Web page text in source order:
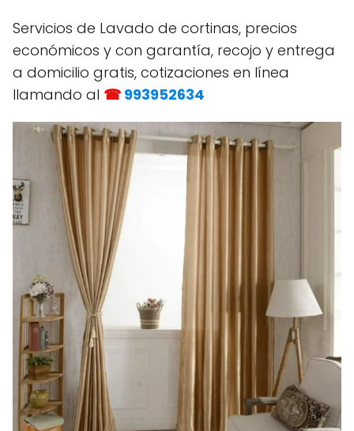
Servicios de Lavado de cortinas, precios
económicos y con garantía, recojo y entrega
a domicilio gratis, cotizaciones en línea
llamando al ☎ 993952634